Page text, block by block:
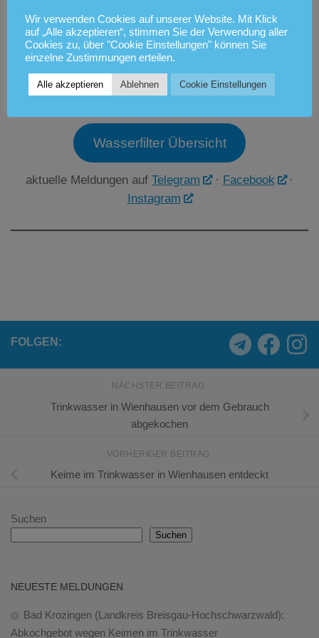
Wasserfilter Übersicht
aktuelle Meldungen auf Telegram · Facebook
·
Instagram
FOLGEN:
NÄCHSTER BEITRAG
Trinkwasser in Wienhausen vor dem Gebrauch
abgekochen
VORHERIGER BEITRAG
Keime im Trinkwasser in Wienhausen entdeckt
Suchen
Suchen
NEUESTE MELDUNGEN
Bad Krozingen (Landkreis Breisgau-Hochschwarzwald):
Abkochgebot wegen Keimen im Trinkwasser
Wir verwenden Cookies auf unserer Website. Mit Klick
auf „Alle akzeptieren“, stimmen Sie der Verwendung aller
Cookies zu, über "Cookie Einstellungen" können Sie
einzelne Zustimmungen erteilen.
Alle akzeptieren Ablehnen Cookie Einstellungen